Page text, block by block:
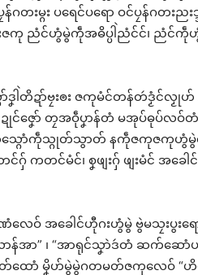
မ္ဂး ပရေင်ပရော ဝင်ပၠန်ဂတး
းဇကု ညံင်ဟွံမွဲကဵုအဓိပ္ပါဲညံင်င်၊ ညံင်
ဒၞါဲတိဍာ်ဗၠးၜး ဇကုမံင်တန်တဴဒၟံင်လၟု
ဇၞော် တၠအဝဵုပၞာန်တံ မအုပ်ဓုပ်လဝ်
သ္ဂောံကဵုသ္ဂုတ်သွာတ် နကဵုဇကုဇကုဟွံမွဲ
ကတင်မံင်၊ စၞဖျးဂှ် ဖျးမံင် အခ
ေဝ် အခေါင်ဟီုဂးဟွံမွဲ ဗွဲမသၠးပွးရ
အာ” ၊ “အာရုင်သၞာဲဒဴတံ ဆက်ဆောံပ
ောံ မၞိဟ်မွဲမွဲဂတမတ်ဇကုလေဝ် “ဟိဟ်